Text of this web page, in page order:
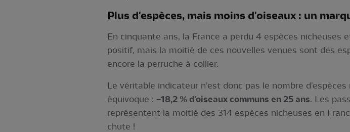
Plus d'espèces, mais moins d'oiseaux : un
En cinquante ans, la France a perdu 4 espèces nicheuses
positif, mais la moitié de ces nouvelles venues sont des
encore la perruche à collier.
Le véritable indicateur n'est donc pas le nombre
équivoque : −18,2 % d'oiseaux communs en 25 ans. Les
représentent la moitié des 314 espèces nicheuses en
chute !